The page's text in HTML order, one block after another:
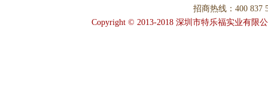
招商热线：400 837
Copyright © 2013-2018 深圳市特乐福实业有限